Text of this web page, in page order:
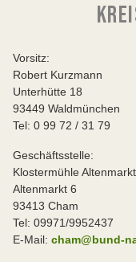
Vorsitz:
Robert Kurzmann
Unterhütte 18
93449 Waldmünchen
Tel: 0 99 72 / 31 79
Geschäftsstelle:
Klostermühle Altenmarkt
Altenmarkt 6
93413 Cham
Tel: 09971/9952437
E-Mail: cham@bund-